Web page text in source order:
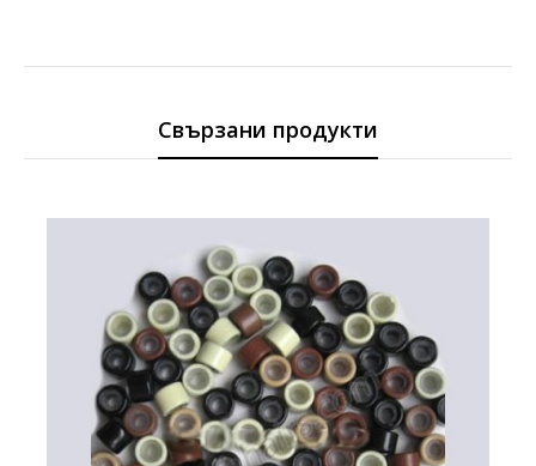
Свързани продукти